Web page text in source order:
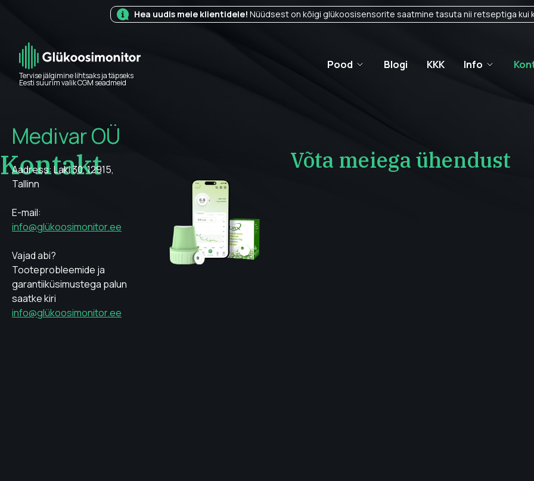
Hea uudis meie klientidele! Nüüdsest on kõigi glükoosisensorite saatmine tasuta nii retseptiga
Tervise jälgimine lihtsaks ja täpseks
Eesti suurim valik CGM seadmeid
Pood Blogi KKK Info
Kontakt
Medivar OÜ
Aadress: Laki 30, 12915,
Tallinn
E-mail:
info@glükoosimonitor.ee
Vajad abi?
Tooteprobleemide ja
garantiiküsimustega palun
saatke kiri
info@glükoosimonitor.ee
Võta meiega ühendust